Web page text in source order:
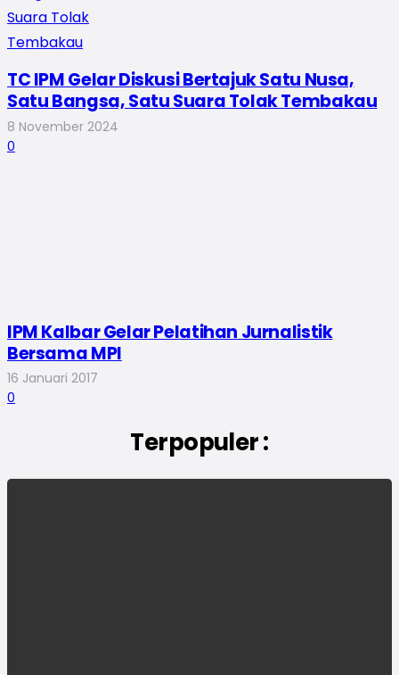
TC IPM Gelar Diskusi Bertajuk Satu Nusa,
Satu Bangsa, Satu Suara Tolak Tembakau
8 November 2024
0
IPM Kalbar Gelar Pelatihan Jurnalistik
Bersama MPI
16 Januari 2017
0
Terpopuler :